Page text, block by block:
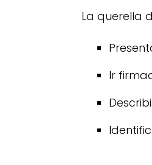
La querella
Ir